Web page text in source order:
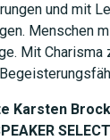
und mit
Menschen
Mit Charisma
Karsten